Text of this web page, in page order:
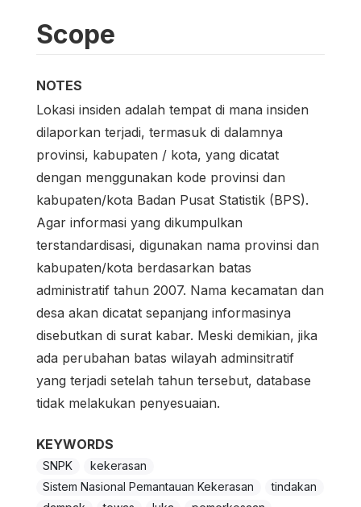
Scope
NOTES
Lokasi insiden adalah tempat di mana insiden
dilaporkan terjadi, termasuk di dalamnya
provinsi, kabupaten / kota, yang dicatat
dengan menggunakan kode provinsi dan
kabupaten/kota Badan Pusat Statistik (BPS).
Agar informasi yang dikumpulkan
terstandardisasi, digunakan nama provinsi dan
kabupaten/kota berdasarkan batas
administratif tahun 2007. Nama kecamatan dan
desa akan dicatat sepanjang informasinya
disebutkan di surat kabar. Meski demikian, jika
ada perubahan batas wilayah adminsitratif
yang terjadi setelah tahun tersebut, database
tidak melakukan penyesuaian.
KEYWORDS
SNPK
kekerasan
Sistem Nasional Pemantauan Kekerasan
tindakan